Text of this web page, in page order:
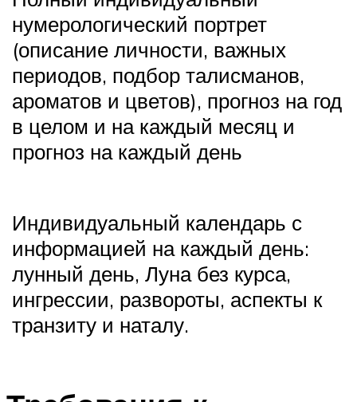
нумерологический портрет
(описание личности, важных
периодов, подбор талисманов,
ароматов и цветов), прогноз на год
в целом и на каждый месяц и
прогноз на каждый день
Индивидуальный календарь с
информацией на каждый день:
лунный день, Луна без курса,
ингрессии, развороты, аспекты к
транзиту и наталу.